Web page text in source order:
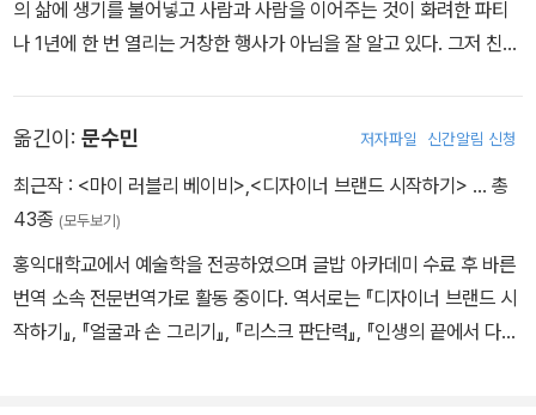
의 삶에 생기를 불어넣고 사람과 사람을 이어주는 것이 화려한 파티
나 1년에 한 번 열리는 거창한 행사가 아님을 잘 알고 있다. 그저 친구
기는 그들만의 방식을 알리고자 잡지를 출간하게 되었다. 킨포크에
실린 글과 사진에는 일상의 기쁨이란 소박하고 단순한 것이라는 그들
의 철학이 고스란히 담겨 있다. 킨포크는 아름다움을 감상하는 전시
정신이다. 마음은 과학과 추상적 개념으로 쉽게 나눌 수가 없다. 희망,
꿈, 두려움 같은 추상적 개념 은 모두 시냅스(서로 다른 신경 세포들
이 정보를 전달하는 신경 접합 부위)가 발화한 결과다. 킨포크 43호
옮긴이: 문수민 저자파일 신간알림 신청
최근작 : <마이 러블리 베이비>,<디자이너 브랜드 시작하기> … 총
43종 (모두보기)
홍익대학교에서 예술학을 전공하였으며 글밥 아카데미 수료 후 바른
번역 소속 전문번역가로 활동 중이다. 역서로는 『디자이너 브랜드 시
작하기』, 『얼굴과 손 그리기』, 『리스크 판단력』, 『인생의 끝에서 다시